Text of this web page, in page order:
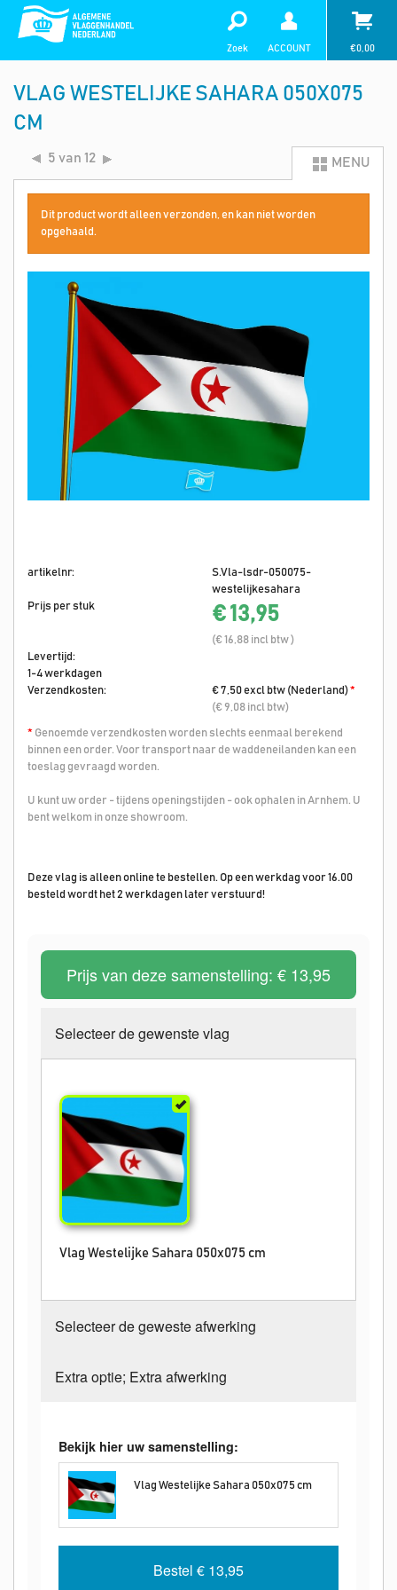
Zoek ACCOUNT €0,00
VLAG WESTELIJKE SAHARA 050X075
CM
5 van 12 MENU
Dit product wordt alleen verzonden, en kan niet worden
opgehaald.
artikelnr:
S.Vla-lsdr-050075-
westelijkesahara
Prijs per stuk
€ 13,95
(€ 16,88 incl btw )
Levertijd:
1-4 werkdagen
Verzendkosten:
€ 7,50 excl btw (Nederland)*
(€ 9,08 incl btw)
* Genoemde verzendkosten worden slechts eenmaal berekend
binnen een order. Voor transport naar de waddeneilanden kan een
toeslag gevraagd worden.
U kunt uw order - tijdens openingstijden - ook ophalen in Arnhem. U
bent welkom in onze showroom.
Deze vlag is alleen online te bestellen. Op een werkdag voor 16.00
besteld wordt het 2 werkdagen later verstuurd!
Prijs van deze samenstelling: € 13,95
Selecteer de gewenste vlag
Vlag Westelijke Sahara 050x075 cm
Selecteer de geweste afwerking
Extra optie; Extra afwerking
Bekijk hier uw samenstelling:
Vlag Westelijke Sahara 050x075 cm
Bestel € 13,95